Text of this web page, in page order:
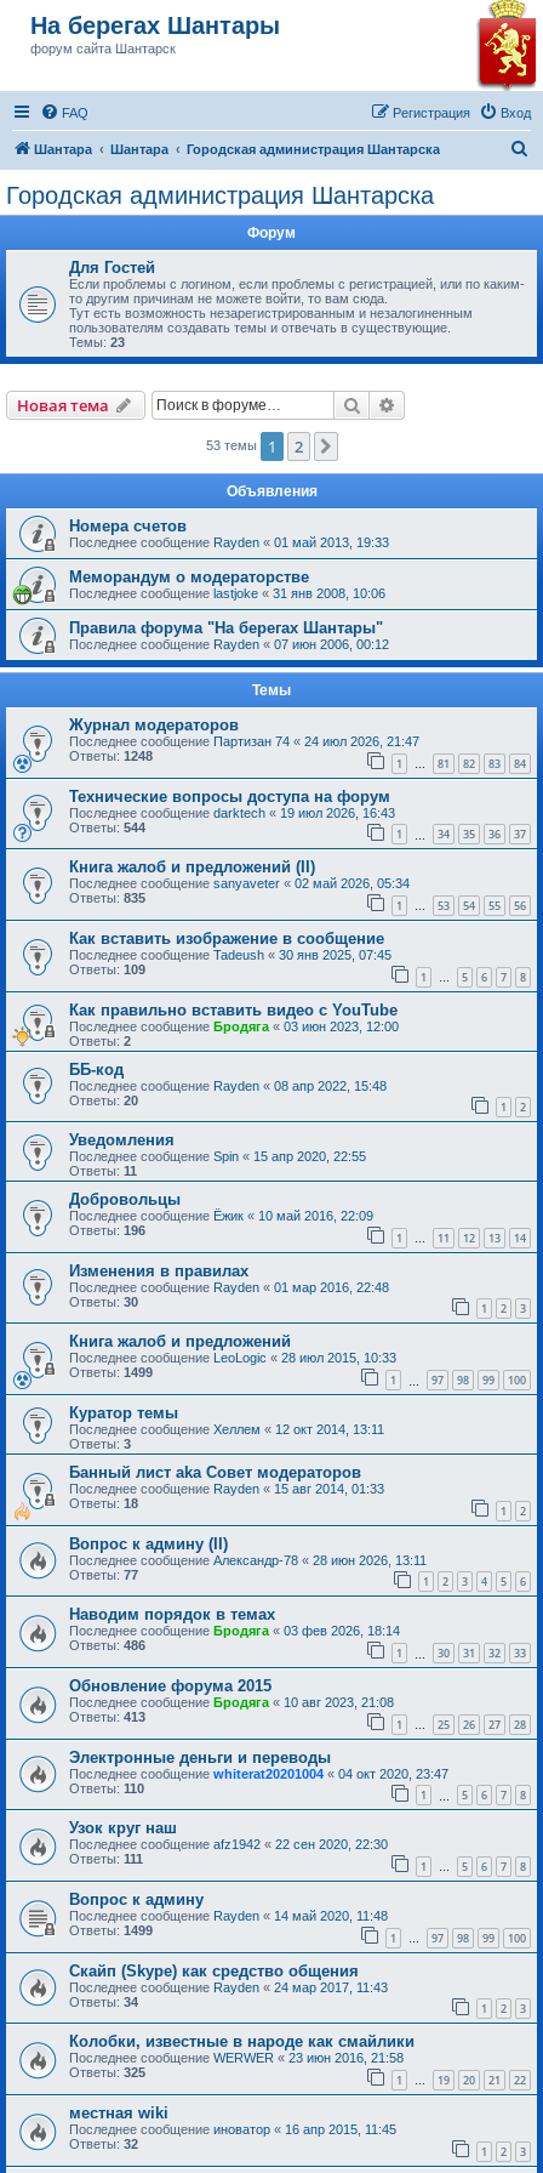
На берегах Шантары
форум сайта Шантарск
FAQ Вход
Регистрация
Шантара Шантара Городская администрация Шантарска
Городская администрация Шантарска
Форум
Для Гостей
Если проблемы с логином, если проблемы с регистрацией, или по каким-
то другим причинам не можете войти, то вам сюда.
Тут есть возможность незарегистрированным и незалогиненным
пользователям создавать темы и отвечать в существующие.
Темы: 23
Новая тема Поиск
53 темы 1 2
Объявления
Номера счетов
Последнее сообщение Rayden « 01 май 2013, 19:33
Меморандум о модераторстве
Последнее сообщение lastjoke « 31 янв 2008, 10:06
Правила форума "На берегах Шантары"
Последнее сообщение Rayden « 07 июн 2006, 00:12
Темы
Журнал модераторов
Последнее сообщение Партизан 74 « 24 июл 2026, 21:47
Ответы: 1248 1 … 81 82 83 84
Технические вопросы доступа на форум
Последнее сообщение darktech « 19 июл 2026, 16:43
Ответы: 544 1 34 35 36 37
Книга жалоб и предложений (II)
Последнее сообщение sanyaveter « 02 май 2026, 05:34
Ответы: 835 1 … 53 54 55 56
Как вставить изображение в сообщение
Последнее сообщение Tadeush « 30 янв 2025, 07:45
Ответы: 109 1 … 5 6 7 8
Как правильно вставить видео с YouTube
Последнее сообщение Бродяга « 03 июн 2023, 12:00
Ответы: 2
ББ-код
Последнее сообщение Rayden « 08 апр 2022, 15:48
Ответы: 20 1 2
Уведомления
Последнее сообщение Spin « 15 апр 2020, 22:55
Ответы: 11
Добровольцы
Последнее сообщение Ёжик « 10 май 2016, 22:09
Ответы: 196 1 … 11 12 13 14
Изменения в правилах
Последнее сообщение Rayden « 01 мар 2016, 22:48
Ответы: 30 1 2 3
Книга жалоб и предложений
Последнее сообщение LeoLogic « 28 июл 2015, 10:33
Ответы: 1499 1 97 98 99 100
Куратор темы
Последнее сообщение Хеллем « 12 окт 2014, 13:11
Ответы: 3
Банный лист aka Совет модераторов
Последнее сообщение Rayden « 15 авг 2014, 01:33
Ответы: 18 1 2
Вопрос к админу (II)
Последнее сообщение Александр-78 « 28 июн 2026, 13:11
Ответы: 77 1 2 3 4 5 6
Наводим порядок в темах
Последнее сообщение Бродяга« 03 фев 2026, 18:14
Ответы: 486 1 30 31 32 33
Обновление форума 2015
Последнее сообщение Бродяга « 10 авг 2023, 21:08
Ответы: 413 1 … 25 26 27 28
Электронные деньги и переводы
Последнее сообщение whiterat20201004 « 04 окт 2020, 23:47
Ответы: 110 1 5 6 7 8
Узок круг наш
Последнее сообщение afz1942 « 22 сен 2020, 22:30
Ответы: 111 1 … 5 6 7 8
Вопрос к админу
Последнее сообщение Rayden « 14 май 2020, 11:48
Ответы: 1499 1 … 97 98 99 100
Скайп (Skype) как средство общения
Последнее сообщение Rayden « 24 мар 2017, 11:43
Ответы: 34 1 2 3
Колобки, известные в народе как смайлики
Последнее сообщение WERWER « 23 июн 2016, 21:58
Ответы: 325 1 … 19 20 21 22
местная wiki
Последнее сообщение иноватор « 16 апр 2015, 11:45
Ответы: 32 1 2 3